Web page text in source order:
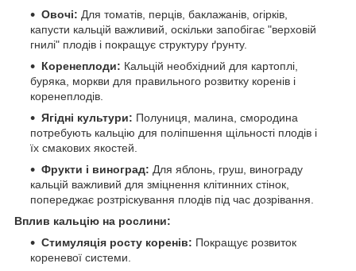
Овочі: Для томатів, перців, баклажанів, огірків,
капусти кальцій важливий, оскільки запобігає "верховій
гнилі" плодів і покращує структуру ґрунту.
Коренеплоди: Кальцій необхідний для картоплі,
буряка, моркви для правильного розвитку коренів і
коренеплодів.
Ягідні культури: Полуниця, малина, смородина
потребують кальцію для поліпшення щільності плодів і
їх смакових якостей.
Фрукти і виноград: Для яблонь, груш, винограду
кальцій важливий для зміцнення клітинних стінок,
попереджає розтріскування плодів під час дозрівання.
Вплив кальцію на рослини:
Стимуляція росту коренів: Покращує розвиток
кореневої системи.